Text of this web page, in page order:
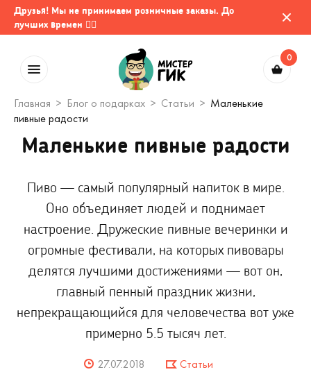
Друзья! Мы не принимаем розничные заказы. До
лучших времен 🤷‍♂️
0
Главная Блог о подарках Статьи
Маленькие
пивные радости
Маленькие пивные радости
Пиво — самый популярный напиток в мире.
Оно объединяет людей и поднимает
настроение. Дружеские пивные вечеринки и
огромные фестивали, на которых пивовары
делятся лучшими достижениями — вот он,
главный пенный праздник жизни,
непрекращающийся для человечества вот уже
примерно 5.5 тысяч лет.
27.07.2018 Статьи